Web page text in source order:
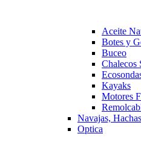
Aceite
Botes y
Buceo
Chalecos
Kayaks
Motores
Navajas,
Optica